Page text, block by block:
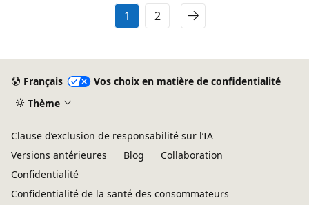
1 2
Français
Vos choix en matière de confidentialité
Thème
Clause d’exclusion de responsabilité sur l’IA
Versions antérieures
Blog
Collaboration
Confidentialité
Confidentialité de la santé des consommateurs